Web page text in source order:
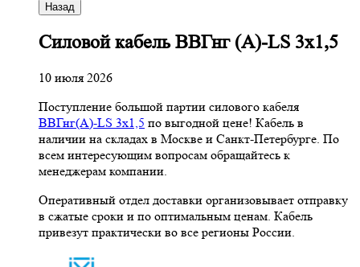
Назад
Cиловой кабель ВВГнг (A)-LS 3х1,5
10 июля 2026
Поступление большой партии силового кабеля
ВВГнг(A)-LS 3х1,5 по выгодной цене! Кабель в
наличии на складах в Москве и Санкт-Петербурге. По
всем интересующим вопросам обращайтесь к
менеджерам компании.
Оперативный отдел доставки организовывает отправку
в сжатые сроки и по оптимальным ценам. Кабель
привезут практически во все регионы России.